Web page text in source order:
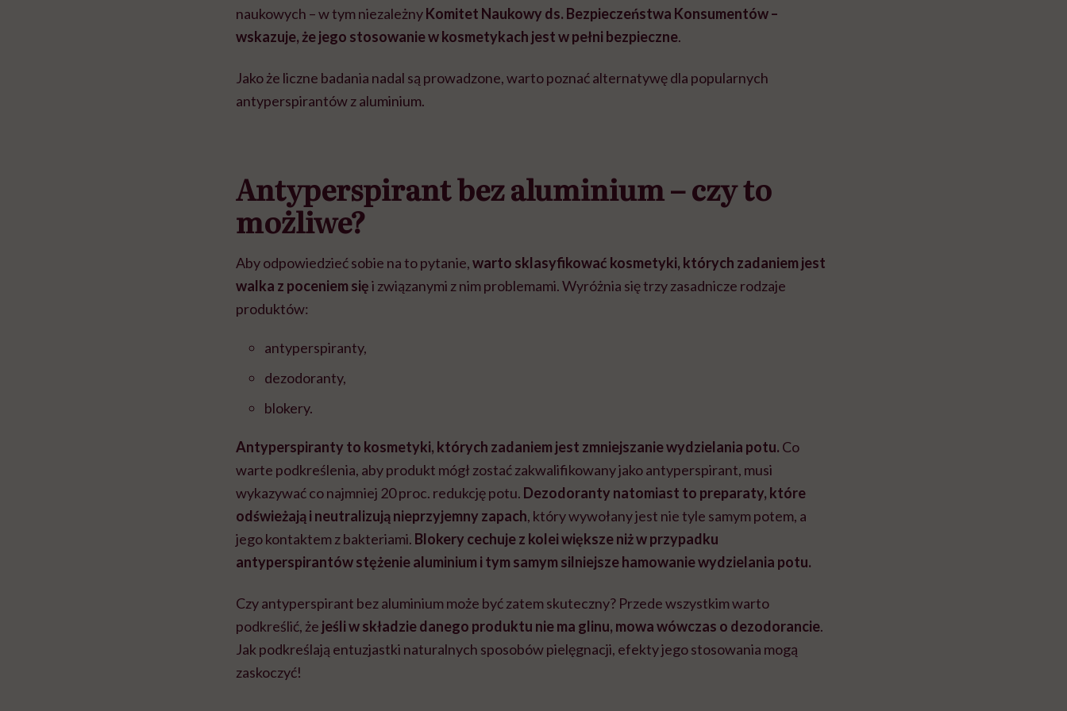
naukowych – w tym niezależnyKomitet Naukowy ds. Bezpieczeństwa Konsumentów –
wskazuje, że jego stosowanie w kosmetykach jest w pełni bezpieczne.
Jako że liczne badania nadal są prowadzone, warto poznać alternatywę dla popularnych
antyperspirantów z aluminium.
Antyperspirant bez aluminium – czy to
możliwe?
Aby odpowiedzieć sobie na to pytanie,warto sklasyfikować kosmetyki, których zadaniem jest
walka z poceniem sięi związanymi z nim problemami. Wyróżnia się trzy zasadnicze rodzaje
produktów:
antyperspiranty,
dezodoranty,
blokery.
Antyperspiranty to kosmetyki, których zadaniem jest zmniejszanie wydzielania potu. Co
warte podkreślenia, aby produkt mógł zostać zakwalifikowany jako antyperspirant, musi
wykazywaćco najmniej 20 proc. redukcję potu. Dezodoranty natomiast to preparaty, które
odświeżają i neutralizują nieprzyjemny zapach, który wywołany jest nie tyle samym potem, a
jego kontaktem z bakteriami. Blokery cechuje z kolei większe niż w przypadku
antyperspirantów stężenie aluminium i tym samym silniejsze hamowanie wydzielania potu.
Czy antyperspirant bez aluminium może być zatem skuteczny? Przede wszystkim warto
podkreślić, że jeśli w składzie danego produktu nie ma glinu, mowa wówczas o dezodorancie.
Jak podkreślają entuzjastki naturalnych sposobów pielęgnacji, efekty jego stosowania mogą
zaskoczyć!